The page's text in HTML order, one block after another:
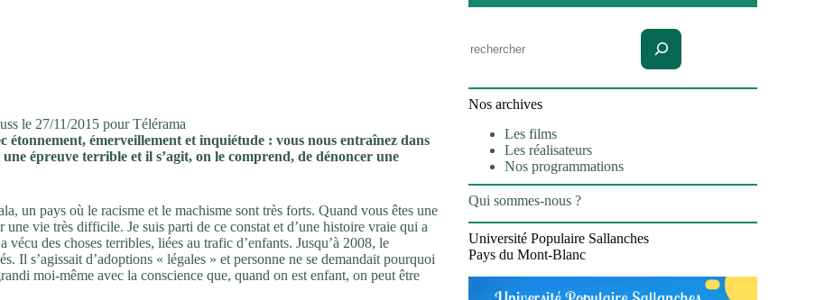
le 27/11/2015 pour Télérama
étonnement, émerveillement et inquiétude : vous nous entraînez dans
épreuve terrible et il s’agit, on le comprend, de dénoncer une
un pays où le racisme et le machisme sont très forts. Quand vous êtes une
vie très difficile. Je suis parti de ce constat et d’une histoire vraie qui a
des choses terribles, liées au trafic d’enfants. Jusqu’à 2008, le
Il s’agissait d’adoptions « légales » et personne ne se demandait pourquoi
moi-même avec la conscience que, quand on est enfant, on peut être
Nos archives
Les films
Les réalisateurs
Nos programmations
Qui sommes-nous ?
Université Populaire Sallanches
Pays du Mont-Blanc